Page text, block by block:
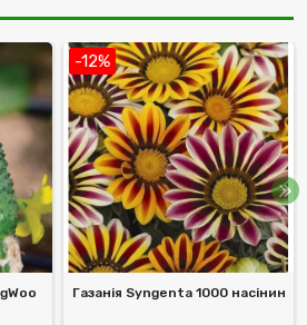
-12%
Газанія Syngenta 1000 насінин